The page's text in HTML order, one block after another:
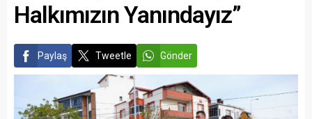
Halkımızın Yanındayız”
Paylaş Tweetle Gönder